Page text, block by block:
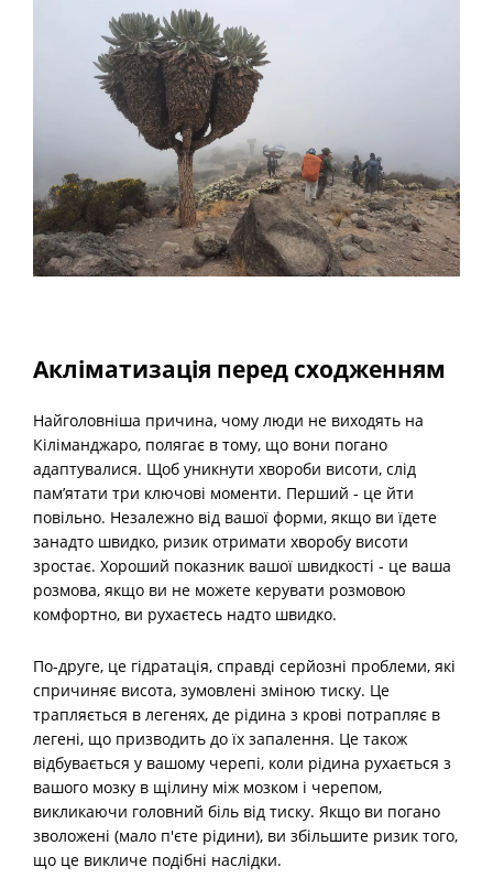
Акліматизація перед сходженням
Найголовніша причина, чому люди не виходять на
Кіліманджаро, полягає в тому, що вони погано
адаптувалися. Щоб уникнути хвороби висоти, слід
пам’ятати три ключові моменти. Перший - це йти
повільно. Незалежно від вашої форми, якщо ви їдете
занадто швидко, ризик отримати хворобу висоти
зростає. Хороший показник вашої швидкості - це ваша
розмова, якщо ви не можете керувати розмовою
комфортно, ви рухаєтесь надто швидко.
По-друге, це гідратація, справді серйозні проблеми, які
спричиняє висота, зумовлені зміною тиску. Це
трапляється в легенях, де рідина з крові потрапляє в
легені, що призводить до їх запалення. Це також
відбувається у вашому черепі, коли рідина рухається з
вашого мозку в щілину між мозком і черепом,
викликаючи головний біль від тиску. Якщо ви погано
зволожені (мало п'єте рідини), ви збільшите ризик того,
що це викличе подібні наслідки.